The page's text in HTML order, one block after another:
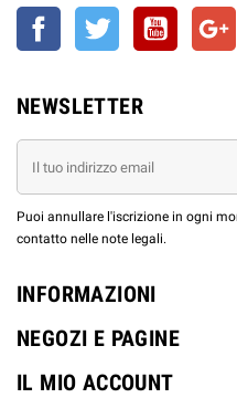
Facebook Twitter YouTube
NEWSLETTER
Puoi annullare l'iscrizione in ogni
contatto nelle note legali.
INFORMAZIONI
NEGOZI E PAGINE
IL MIO ACCOUNT